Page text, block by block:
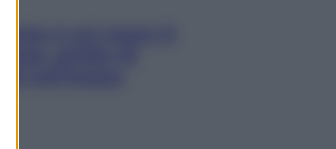
è sul mare: 8
sull’acqua